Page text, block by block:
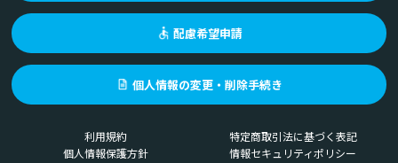
配慮希望申請
個人情報の変更・削除手続き
利用規約
特定商取引法に基づく表記
個人情報保護方針
情報セキュリティポリシー